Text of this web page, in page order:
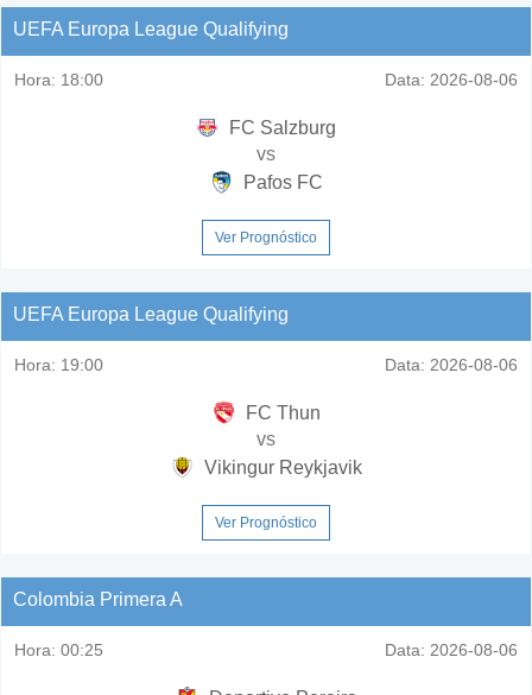
UEFA Europa League Qualifying
Hora: 18:00 Data: 2026-08-06
FC Salzburg
vs
Pafos FC
Ver Prognóstico
UEFA Europa League Qualifying
Hora: 19:00 Data: 2026-08-06
FC Thun
vs
Vikingur Reykjavik
Ver Prognóstico
Colombia Primera A
Hora: 00:25 Data: 2026-08-06